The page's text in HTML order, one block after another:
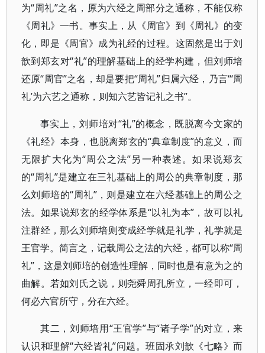
为“周礼”之名，原为六经之周部分之通称，不能仅称
《周礼》一书。事实上，从《周官》到《周礼》的变
化，即是《周官》成为礼经的过程。这固然是出于刘
歆到郑玄对“礼”的理解基础上的经学构建，但刘师培
还原“周官”之名，却是要把“周礼”归属六经，乃言“‘周
礼’为六艺之通称，则知六艺皆记礼之书”。
事实上，刘师培对“礼”的概念，既脱离今文家的
《礼经》本身，也脱离郑玄的“典章制度”的意义，而
无限扩大化为“周公之法”另一种表述。如果说郑玄
的“周礼”是建立在三礼基础上的周公的典章制度，那
么刘师培的“周礼”，则是建立在六经基础上的周公之
法。如果说郑玄的经学体系是“以礼为本”，故可以礼
注群经，那么刘师培则变成经学就是礼学，礼学就是
王官学。简言之，记载周公之法的六经，都可以称“周
礼”，这是刘师培的创造性理解，同时也是有意为之的
曲解。若如刘氏之说，则尧舜周孔所立，一经即可，
何必六官所守，分在六经。
其二，刘师培用“王官学”与“诸子学”的对立，来
认识和理解“六经皆礼”问题。班固承刘歆《七略》而